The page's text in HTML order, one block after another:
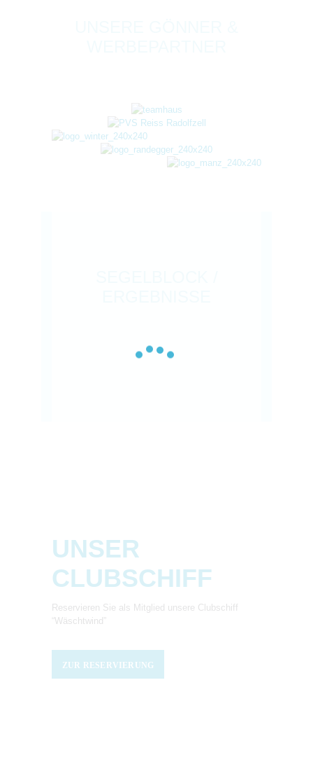
UNSER
CLUBSCHIFF
Reservieren Sie als Mitglied unsere Clubschiff
“Wäschtwind”
ZUR RESERVIERUNG